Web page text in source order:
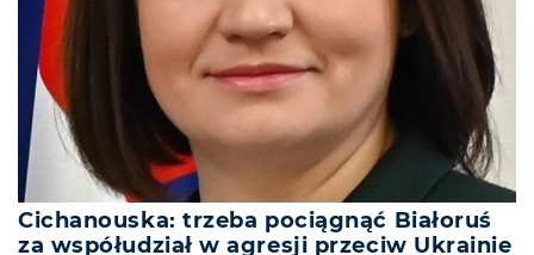
Cichanouska: trzeba pociągnąć Białoruś
za współudział w agresji przeciw Ukrainie